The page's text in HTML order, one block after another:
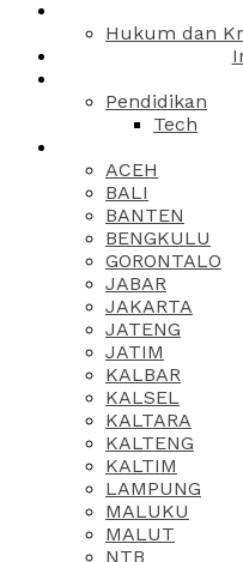
Hukum dan
Pendidikan
Tech
ACEH
BALI
BANTEN
BENGKULU
GORONTALO
JABAR
JAKARTA
JATENG
JATIM
KALBAR
KALSEL
KALTARA
KALTENG
KALTIM
LAMPUNG
MALUKU
MALUT
NTB